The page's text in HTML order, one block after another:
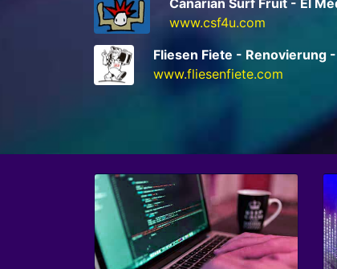
Canarian Surf Fruit - El
www.csf4u.com
Fliesen Fiete - Renovierung
www.fliesenfiete.com